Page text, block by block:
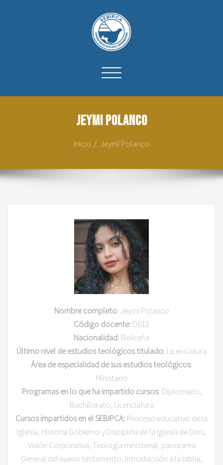
Cambiar
Jeymi Polanco
Inicio Jeymi Polanco
Nombre completo: Jeymi Polanco
Código docente: D012
Nacionalidad: Beliceña
Último nivel de estudios teológicos titulado: Licenciatura
Área de especialidad de sus estudios teológicos:
Ministerio
Programas en lo que ha impartido cursos: Diplomado,
Bachillerato, Licenciatura
Cursos impartidos en el SEBIPCA: Proceso educativo de la
Iglesia, Historia Gobierno y Disciplina de la Iglesia de Dios,
Visión Corporativa, Teología ministerial, panorama
General del nuevo testamento, Introducción a la biblia,